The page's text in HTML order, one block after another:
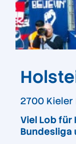
2700 Kieler
Viel Lob für
Bundesliga